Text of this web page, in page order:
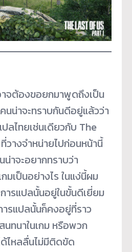
จต้องขอยกมาพูดถึงเป็น
น่าจะทราบกันดีอยู่แล้วว่า
ลไทยเช่นเดียวกับ The
วางจำหน่ายไปก่อนหน้านี้
าจะอยากทราบว่า
เป็นอย่างไร ในแง่นี้ผม
รแปลนั้นอยู่ในขั้นดีเยี่ยม
ารแปลนั้นก็คงอยู่ที่ราว
นทนาในเกม หรือพวก
ด้ไหลลื่นไม่มีติดขัด